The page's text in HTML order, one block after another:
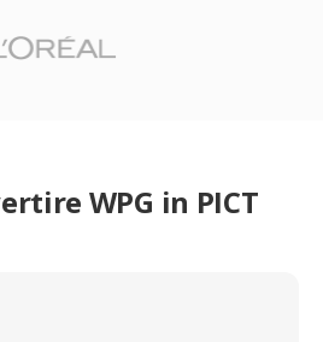
WPG in PICT